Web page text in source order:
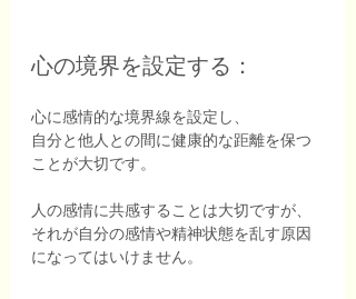
心の境界を設定する：
心に感情的な境界線を設定し、
自分と他人との間に健康的な距離を保つ
ことが大切です。
人の感情に共感することは大切ですが、
それが自分の感情や精神状態を乱す原因
になってはいけません。